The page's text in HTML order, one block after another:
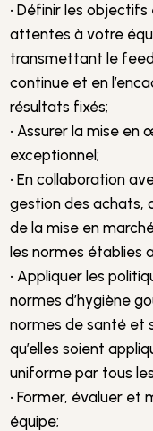
• Définir les
attentes à votre
transmettant le
continue et en
résultats fixés;
• Assurer la mise en
exceptionnel;
• En collaboration
gestion des achats,
de la mise en
les normes établies
• Appliquer les
normes d’hygiène
normes de santé et
qu’elles soient
uniforme par tous
• Former, évaluer
équipe;